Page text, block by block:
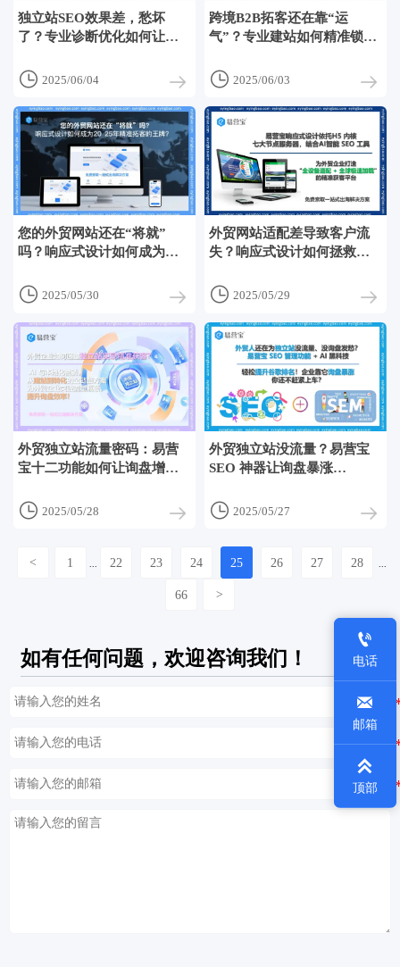
独立站SEO效果差，愁坏
了？专业诊断优化如何让询
 2025/06/04
跨境B2B拓客还在靠“运
气”？专业建站如何精准锁定
 2025/06/03
您的外贸网站还在“将就”
吗？响应式设计如何成为
 2025/05/30
外贸网站适配差导致客户流
失？响应式设计如何拯救你
 2025/05/29
外贸独立站流量密码：易营
宝十二功能如何让询盘增长
 2025/05/28
外贸独立站没流量？易营宝
SEO 神器让询盘暴涨
 2025/05/27
< 1 22 23 24 25 26 27 28
66 >
如有任何问题，欢迎咨询我们！

电话

邮箱

顶部